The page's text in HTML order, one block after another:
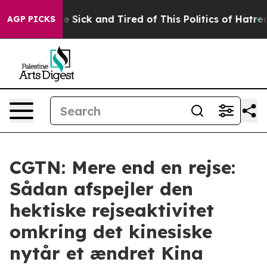
AGP PICKS
Are Sick and Tired of This Politics of Hatred”
CGTN: Mere end en rejse:
Sådan afspejler den
hektiske rejseaktivitet
omkring det kinesiske
nytår et ændret Kina